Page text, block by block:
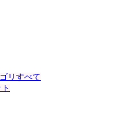
リすべて